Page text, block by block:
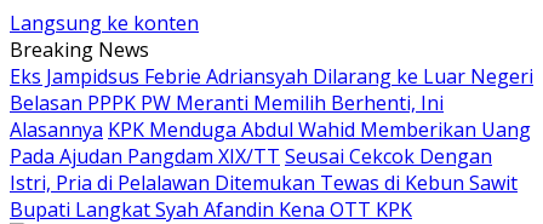
Langsung ke konten
Breaking News
Eks Jampidsus Febrie Adriansyah Dilarang ke Luar Negeri
Belasan PPPK PW Meranti Memilih Berhenti, Ini
Alasannya KPK Menduga Abdul Wahid Memberikan Uang
Pada Ajudan Pangdam XIX/TT Seusai Cekcok Dengan
Istri, Pria di Pelalawan Ditemukan Tewas di Kebun Sawit
Bupati Langkat Syah Afandin Kena OTT KPK